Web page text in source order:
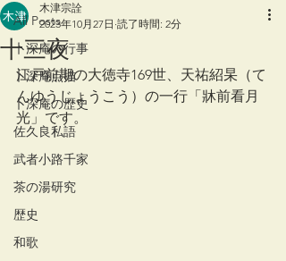
All Posts
卜深庵の行事
卜深庵点描
卜深庵の歴史
佐久良私語
武者小路千家
茶の湯研究
歴史
和歌
十三夜
木津宗詮
2023年10月27日 読了時間: 2分
江戸前期の大徳寺169世、天祐紹杲（て
んゆうじょうこう）の一行「牀前看月
光」です。